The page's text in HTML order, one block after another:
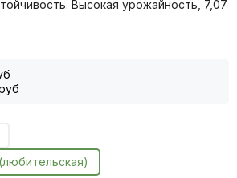
Высокая урожайность, 7,07